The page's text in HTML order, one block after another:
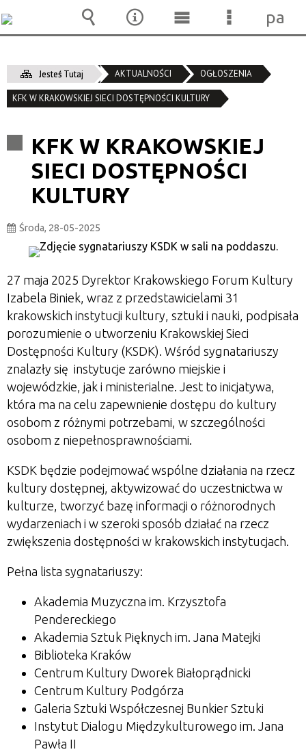
Jesteś Tutaj AKTUALNOŚCI OGŁOSZENIA
KFK W KRAKOWSKIEJ SIECI DOSTĘPNOŚCI KULTURY
KFK W KRAKOWSKIEJ
SIECI DOSTĘPNOŚCI
KULTURY
Środa, 28-05-2025
27 maja 2025 Dyrektor Krakowskiego Forum Kultury
Izabela Biniek, wraz z przedstawicielami 31
krakowskich instytucji kultury, sztuki i nauki, podpisała
porozumienie o utworzeniu Krakowskiej Sieci
Dostępności Kultury (KSDK). Wśród sygnatariuszy
znalazły się instytucje zarówno miejskie i
wojewódzkie, jak i ministerialne. Jest to inicjatywa,
która ma na celu zapewnienie dostępu do kultury
osobom z różnymi potrzebami, w szczególności
osobom z niepełnosprawnościami.
KSDK będzie podejmować wspólne działania na rzecz
kultury dostępnej, aktywizować do uczestnictwa w
kulturze, tworzyć bazę informacji o różnorodnych
wydarzeniach i w szeroki sposób działać na rzecz
zwiększenia dostępności w krakowskich instytucjach.
Pełna lista sygnatariuszy:
Akademia Muzyczna im. Krzysztofa
Pendereckiego
Akademia Sztuk Pięknych im. Jana Matejki
Biblioteka Kraków
Centrum Kultury Dworek Białoprądnicki
Centrum Kultury Podgórza
Galeria Sztuki Współczesnej Bunkier Sztuki
Instytut Dialogu Międzykulturowego im. Jana
Pawła II
Wyszukiwarka
Narzędzia
MenuMenu